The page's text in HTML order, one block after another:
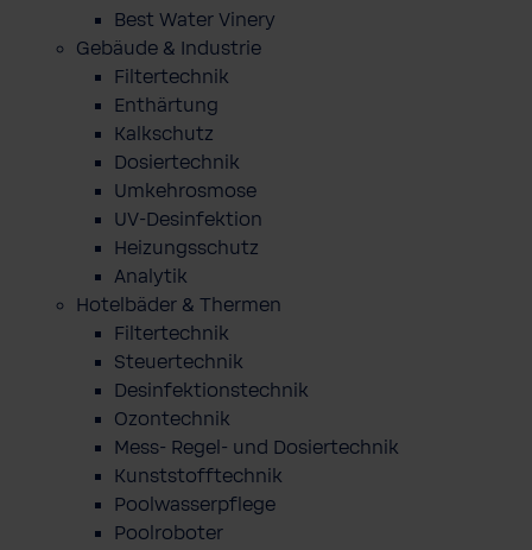
Best Water Vinery
Gebäude & Industrie
Filtertechnik
Enthärtung
Kalkschutz
Dosiertechnik
Umkehrosmose
UV-Desinfektion
Heizungsschutz
Analytik
Hotelbäder & Thermen
Filtertechnik
Steuertechnik
Desinfektionstechnik
Ozontechnik
Mess- Regel- und Dosiertechnik
Kunststofftechnik
Poolwasserpflege
Poolroboter